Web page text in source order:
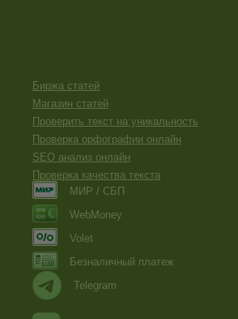
Биржа статей
Магазин статей
Проверить текст на уникальность
Проверка орфографии онлайн
SEO анализ онлайн
Проверка качества текста
МИР / СБП
WebMoney
Volet
Безналичный платеж
Telegram